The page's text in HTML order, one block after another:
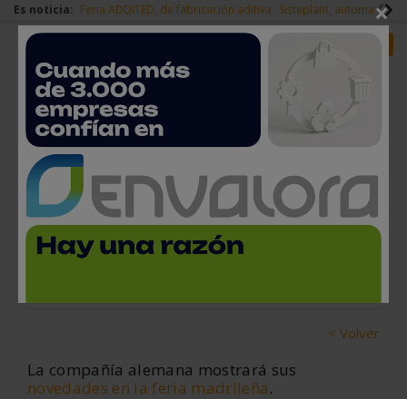
Es noticia: Feria ADDITED, de fabricación aditiva Sisteplant,
Redes Sociales Login empresas
Visita a Trumpf en MetalMadrid
2022
< Volver
La compañía alemana mostrará sus
novedades en la feria madrileña.
×